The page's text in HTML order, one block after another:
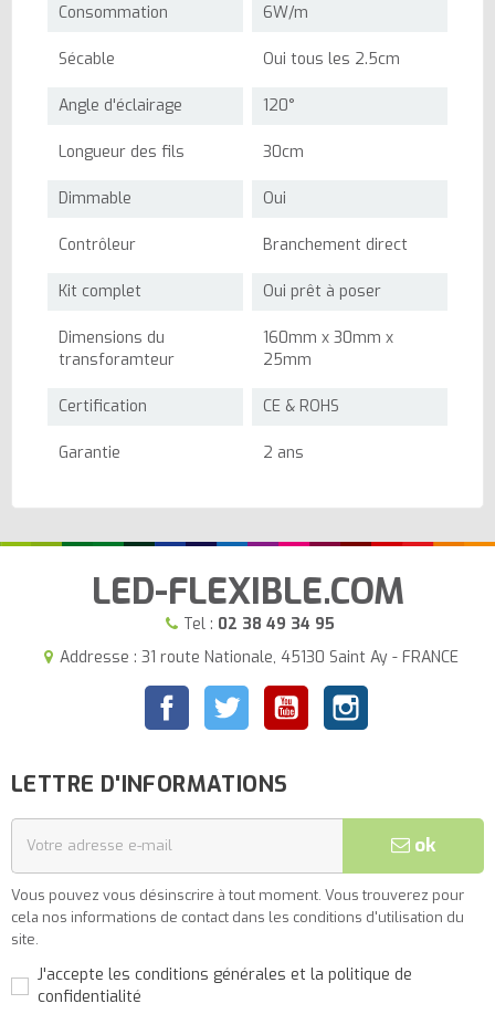
Consommation 6W/m
Sécable Oui tous les 2.5cm
Angle d'éclairage 120°
Longueur des fils 30cm
Dimmable Oui
Contrôleur Branchement direct
Kit complet Oui prêt à poser
Dimensions du
transforamteur
160mm x 30mm x
25mm
Certification CE & ROHS
Garantie 2 ans
LED-FLEXIBLE.COM
Tel : 02 38 49 34 95
Addresse : 31 route Nationale, 45130 Saint Ay - FRANCE
FacebookTwitter YouTubeInstagram
LETTRE D'INFORMATIONS
ok
Vous pouvez vous désinscrire à tout moment. Vous trouverez pour
cela nos informations de contact dans les conditions d'utilisation du
site.
J'accepte les conditions générales et la politique de
confidentialité